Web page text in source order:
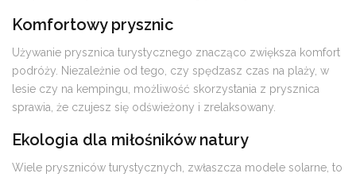
Komfortowy prysznic
Używanie prysznica turystycznego znacząco zwiększa komfort
podróży. Niezależnie od tego, czy spędzasz czas na plaży, w
lesie czy na kempingu, możliwość skorzystania z prysznica
sprawia, że czujesz się odświeżony i zrelaksowany.
Ekologia dla miłośników natury
Wiele pryszniców turystycznych, zwłaszcza modele solarne, to